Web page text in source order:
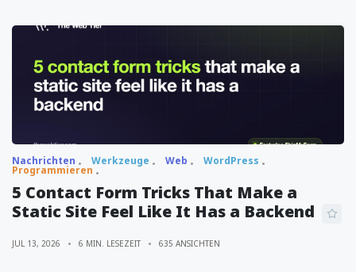
Nachrichten Werkzeuge Web WordPress
Programmieren
5 Contact Form Tricks That Make a
Static Site Feel Like It Has a Backend
JUL 13, 2026 6 MIN. LESEZEIT 635 ANSICHTEN